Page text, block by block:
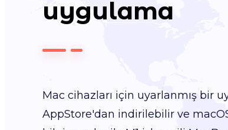
uygulama
Mac cihazları için uyarlanmış bir
AppStore'dan indirilebilir ve